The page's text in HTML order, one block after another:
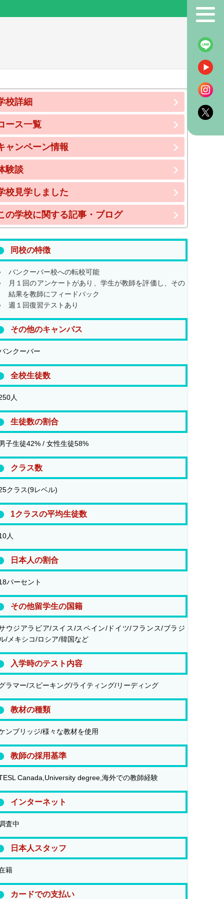
校詳細
ース一覧
ャンペーン情報
験談
校見学しました
の学校に関する記事・ブログ
同校の特徴
バンクーバー校への転校可能
月１回のアンケートがあり、学生が教師を評価し、その
結果を教師にフィードバック
週１回復習テストあり
その他のキャンパス
ンクーバー
全校生徒数
人
生徒数の割合
子生徒42% / 女性生徒58%
クラス数
クラス(9レベル)
1クラスの平均生徒数
人
日本人の割合
パーセント
その他留学生の国籍
ウジアラビア/スイス/スペイン/ドイツ/フランス/ブラジ
/メキシコ/ロシア/韓国など
入学時のテスト内容
ラマー/スピーキング/ライティング/リーディング
教材の種類
ンブリッジ/様々な教材を使用
教師の採用基準
Canada,University degree,海外での教師経験
インターネット
査中
日本人スタッフ
籍
カードでの支払い